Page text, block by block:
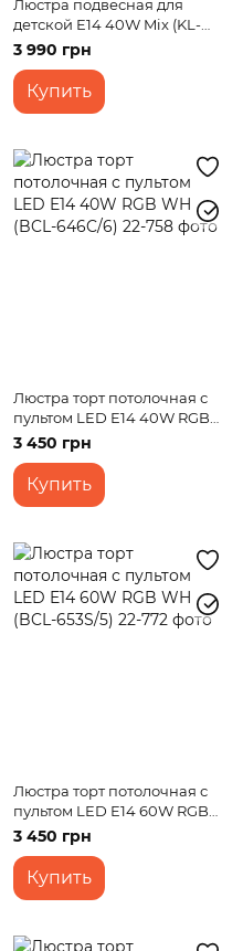
Люстра подвесная для
детской E14 40W Mix (KL-
435S/5)
3 990 грн
Купить
Люстра торт потолочная с
пультом LED E14 40W RGB
WH (BCL-646C/6)
3 450 грн
Купить
Люстра торт потолочная с
пультом LED E14 60W RGB
WH (BCL-653S/5)
3 450 грн
Купить